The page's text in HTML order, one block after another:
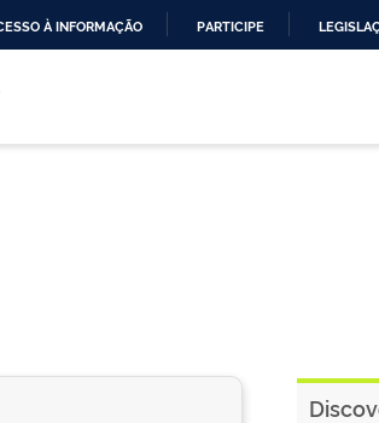
À INFORMAÇÃO PARTICIPE